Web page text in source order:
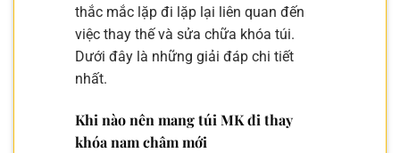
thắc mắc lặp đi lặp lại liên quan đến
việc thay thế và sửa chữa khóa túi.
Dưới đây là những giải đáp chi tiết
nhất.
Khi nào nên mang túi MK đi thay
khóa nam châm mới